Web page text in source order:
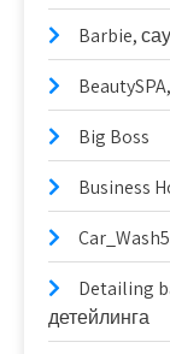
Barbie,
Big Boss
Business
Detailing
детейлинга